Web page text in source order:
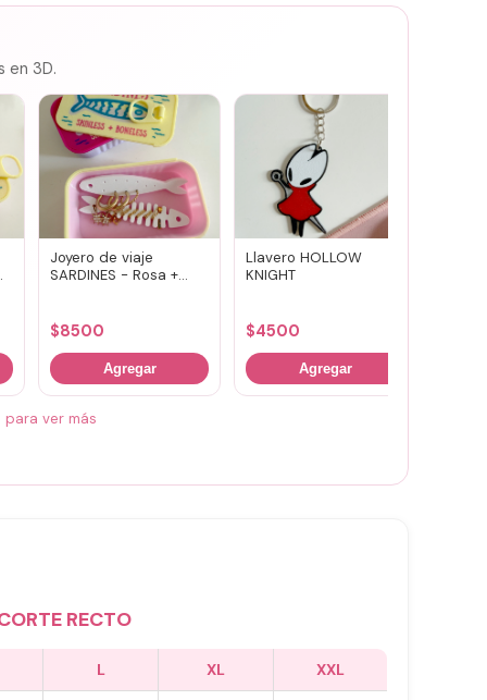
en 3D.
Joyero de viaje
SARDINES - Rosa +
$8500
Agregar
Llavero HOLLOW
KNIGHT
$4500
Agregar
para ver más
RECTO
L XL XXL